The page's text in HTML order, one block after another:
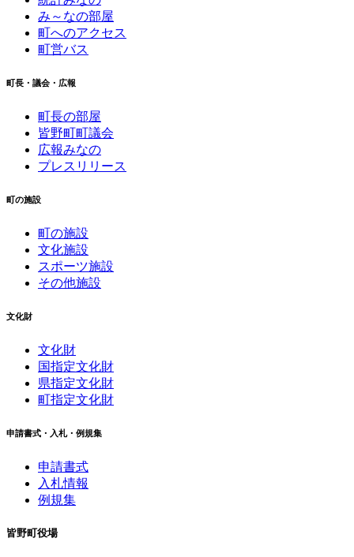
み～なの部屋
町へのアクセス
町営バス
町長・議会・広報
町長の部屋
皆野町町議会
広報みなの
プレスリリース
町の施設
町の施設
文化施設
スポーツ施設
その他施設
文化財
文化財
国指定文化財
県指定文化財
町指定文化財
申請書式・入札・例規集
申請書式
入札情報
例規集
皆野町役場